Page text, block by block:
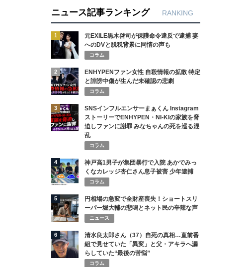
ニュース記事ランキング RANKING
1
元EXILE黒木啓司が保護命令違反で逮捕 妻
へのDVと脱税背景に同情の声も
コラム
2
ENHYPENファン女性 自殺情報の拡散 特定
と誹謗中傷が生んだ未確認の悲劇
コラム
3
SNSインフルエンサーまぁくん Instagram
ストーリーでENHYPEN・NI-KIの家族を脅
迫しファンに謝罪 みなちゃんの死を巡る混
乱
コラム
4
神戸高1男子が集団暴行で入院 あかでみっ
くなカレッジ杏仁さん息子被害 少年逮捕
コラム
5
円相場の急変で全財産喪失！ショートスリ
ーパー堀大輔の悲鳴とネット民の辛辣な声
ニュース
6
清水良太郎さん（37）自死の真相…直前番
組で見せていた「異変」と父・アキラへ漏
らしていた“最後の苦悩”
コラム